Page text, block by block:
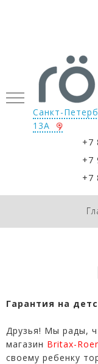
Санкт-
13А
+7
+7
+7
Гарантия на
Друзья! Мы рады,
магазин Britax-
своему ребенку